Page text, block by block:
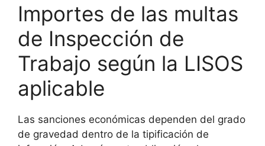
Importes de las multas
de Inspección de
Trabajo según la LISOS
aplicable
Las sanciones económicas dependen del grado
de gravedad dentro de la tipificación de